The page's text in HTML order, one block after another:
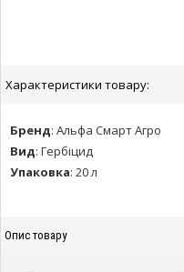
Характеристики товару:
Бренд: Альфа Смарт Агро
Вид: Гербіцид
Упаковка: 20 л
Опис товару